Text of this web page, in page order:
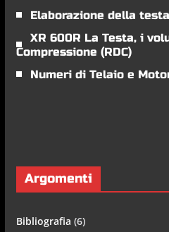
Elaborazione della
XR 600R La Testa, i
Compressione (RDC)
Numeri di Telaio e
Argomenti
Bibliografia (6)